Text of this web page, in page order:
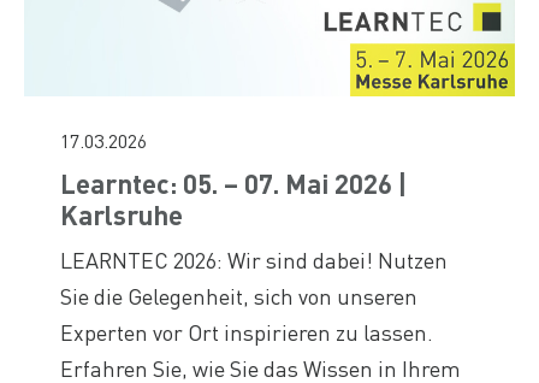
17.03.2026
Learntec: 05. – 07. Mai 2026 |
Karlsruhe
LEARNTEC 2026: Wir sind dabei! Nutzen
Sie die Gelegenheit, sich von unseren
Experten vor Ort inspirieren zu lassen.
Erfahren Sie, wie Sie das Wissen in Ihrem